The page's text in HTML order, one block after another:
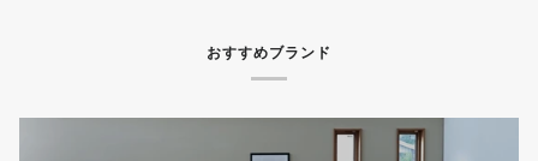
おすすめブランド